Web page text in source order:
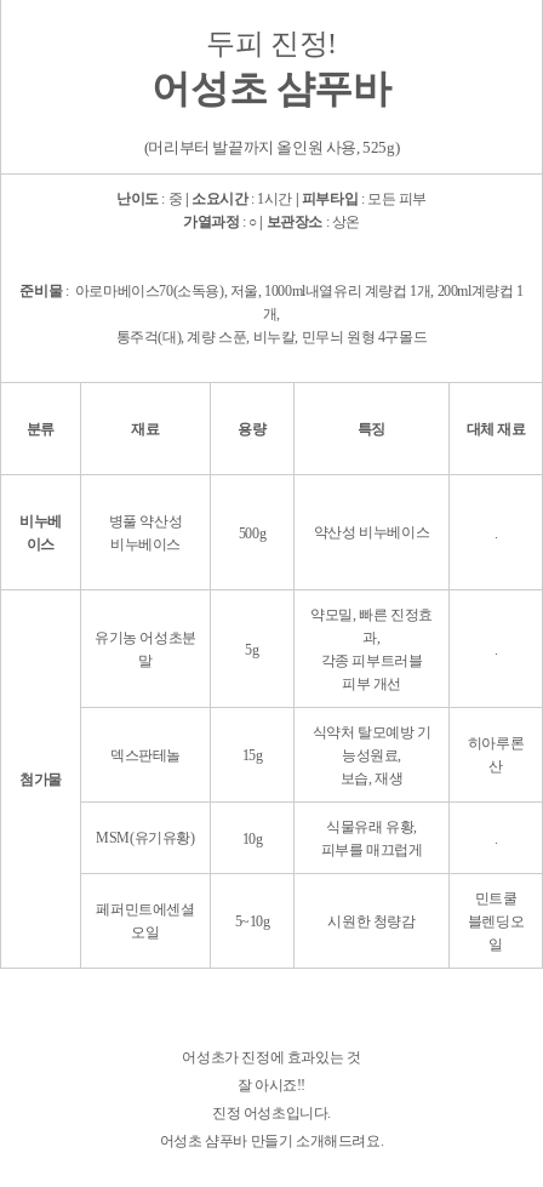
두피 진정!
어성초 샴푸바
(머리부터 발끝까지 올인원 사용, 525g)
난이도 : 중 | 소요시간: 1시간 | 피부타입 : 모든 피부
가열과정 : ○ | 보관장소 : 상온
준비물 : 아로마베이 스70(소독용), 저울, 1000ml내열유리 계량컵 1개, 200ml계량컵 1
개,
통주걱(대), 계량 스푼, 비누칼, 민무늬 원형 4구몰드
분류 재료 용량 특징 대체 재료
비누베
이스
병풀 약산성
비누베이스
500g 약산성 비누베이스 .
첨가물
유기농 어성초분
말
5g
약모밀, 빠른 진정효
과,
각종 피부트러블
피부 개선
.
덱스판테놀 15g
식약처 탈모예방 기
능성원료,
보습, 재생
히아루론
산
MSM(유기유황) 10g
식물유래 유황,
피부를 매끄럽게
.
페퍼민트에센셜
오일
5~10g 시원한 청량감
민트쿨
블렌딩오
일
어성초가 진정에 효과있는 것
잘 아시죠!!
진정 어성초입니다.
어성초 샴푸바 만들기 소개해드려요.